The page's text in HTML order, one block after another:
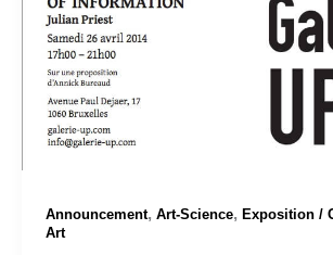
Announcement, Art-Science, Exposition /
Art